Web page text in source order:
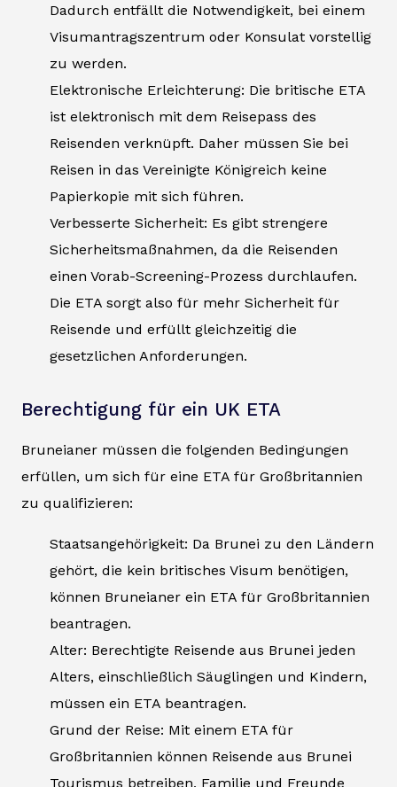
Dadurch entfällt die Notwendigkeit, bei einem
Visumantragszentrum oder Konsulat vorstellig
zu werden.
Elektronische Erleichterung: Die britische ETA
ist elektronisch mit dem Reisepass des
Reisenden verknüpft. Daher müssen Sie bei
Reisen in das Vereinigte Königreich keine
Papierkopie mit sich führen.
Verbesserte Sicherheit: Es gibt strengere
Sicherheitsmaßnahmen, da die Reisenden
einen Vorab-Screening-Prozess durchlaufen.
Die ETA sorgt also für mehr Sicherheit für
Reisende und erfüllt gleichzeitig die
gesetzlichen Anforderungen.
Berechtigung für ein UK ETA
Bruneianer müssen die folgenden Bedingungen
erfüllen, um sich für eine ETA für Großbritannien
zu qualifizieren:
Staatsangehörigkeit: Da Brunei zu den Ländern
gehört, die kein britisches Visum benötigen,
können Bruneianer ein ETA für Großbritannien
beantragen.
Alter: Berechtigte Reisende aus Brunei jeden
Alters, einschließlich Säuglingen und Kindern,
müssen ein ETA beantragen.
Grund der Reise: Mit einem ETA für
Großbritannien können Reisende aus Brunei
Tourismus betreiben, Familie und Freunde